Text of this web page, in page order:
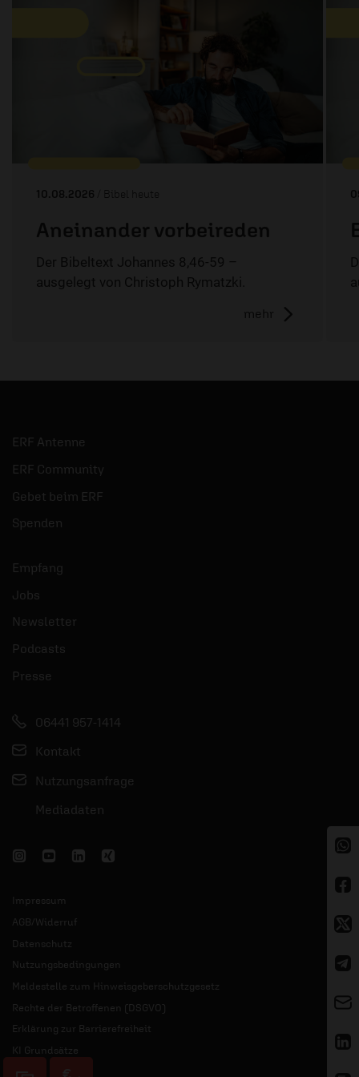
10.08.2026 / Bibel heute
Aneinander vorbeireden
Der Bibeltext Johannes 8,46-59 –
ausgelegt von Christoph Rymatzki.
mehr
ERF Antenne
ERF Community
Gebet beim ERF
Spenden
Empfang
Jobs
Newsletter
Podcasts
Presse
06441 957-1414
Kontakt
Nutzungsanfrage
Mediadaten
Impressum
AGB/Widerruf
Datenschutz
Nutzungsbedingungen
Meldestelle zum Hinweisgeberschutzgesetz
Rechte der Betroffenen (DSGVO)
Erklärung zur Barrierefreiheit
KI Grundsätze